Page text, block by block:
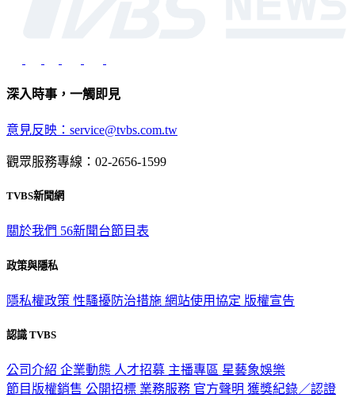
深入時事，一觸即見
意見反映：service@tvbs.com.tw
觀眾服務專線：02-2656-1599
TVBS新聞網
關於我們 56新聞台節目表
政策與隱私
隱私權政策 性騷擾防治措施 網站使用協定 版權宣告
認識 TVBS
公司介紹 企業動態 人才招募 主播專區 星藝象娛樂
節目版權銷售 公開招標 業務服務 官方聲明 獲獎紀錄／認證